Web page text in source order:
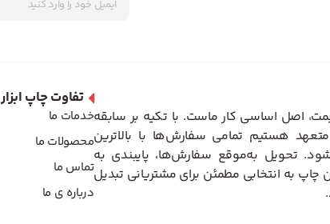
اصل اساسی کار ماست. با تکیه بر سابقه
هستیم تمامی سفارش‌ها با بالاترین
تحویل به‌موقع سفارش‌ها، پایبندی به
به انتخابی مطمئن برای مشتریانی تبدیل
تفاوت چاپ ابزار
خدمات ما
محصولات ما
تماس ما
درباره ی ما